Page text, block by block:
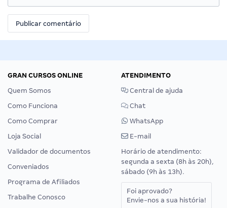
GRAN CURSOS ONLINE
Quem Somos
Como Funciona
Como Comprar
Loja Social
Validador de documentos
Conveniados
Programa de Afiliados
Trabalhe Conosco
ATENDIMENTO
Central de ajuda
Chat
WhatsApp
E-mail
Horário de atendimento:
segunda a sexta (8h às 20h),
sábado (9h às 13h).
Foi aprovado?
Envie-nos a sua história!